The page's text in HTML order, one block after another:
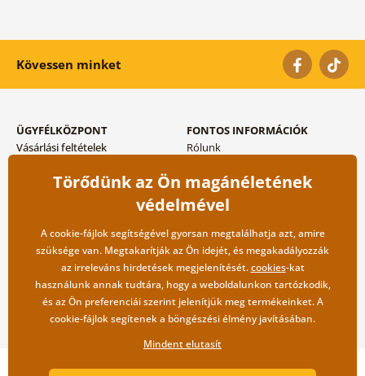
Kövessen minket
ÜGYFÉLKÖZPONT
Vásárlási feltételek
Szállítási és fizetési módok
FONTOS INFORMÁCIÓK
Rólunk
Blog
Kapcsolat
Nagykereskedelmi
együttműködés
Copyright ©2019 © Dovido.hu.
Törődünk az Ön magánéletének
védelmével
A cookie-fájlok segítségével gyorsan megtalálhatja azt, amire
szüksége van. Megtakarítják az Ön idejét, és megakadályozzák
az irreleváns hirdetések megjelenítését.cookies-kat
használunk annak tudtára, hogy a weboldalunkon tartózkodik,
és az Ön preferenciái szerint jelenítjük meg termékeinket. A
cookie-fájlok segítenek a böngészési élmény javításában.
Mindent elutasít